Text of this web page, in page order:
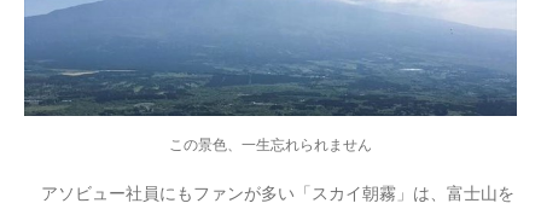
この景色、一生忘れられません
アソビュー社員にもファンが多い「スカイ朝霧」は、富士山を